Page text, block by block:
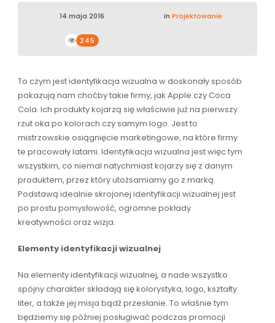
14 maja 2016 in Projektowanie
245
To czym jest identyfikacja wizualna w doskonały sposób
pokazują nam choćby takie firmy, jak Apple czy Coca
Cola. Ich produkty kojarzą się właściwie już na pierwszy
rzut oka po kolorach czy samym logo. Jest to
mistrzowskie osiągnięcie marketingowe, na które firmy
te pracowały latami. Identyfikacja wizualna jest więc tym
wszystkim, co niemal natychmiast kojarzy się z danym
produktem, przez który utożsamiamy go z marką.
Podstawą idealnie skrojonej identyfikacji wizualnej jest
po prostu pomysłowość, ogromne pokłady
kreatywności oraz wizja.
Elementy identyfikacji wizualnej
Na elementy identyfikacji wizualnej, a nade wszystko
spójny charakter składają się kolorystyka, logo, kształty
liter, a także jej misja bądź przesłanie. To właśnie tym
będziemy się później posługiwać podczas promocji